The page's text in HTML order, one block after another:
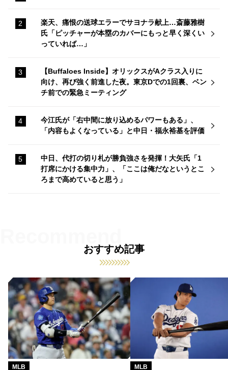
楽天、痛恨の送球エラーでサヨナラ献上…斎藤雅樹
氏「ピッチャーが本塁のカバーにもっと早く深くい
っていれば…」
【Buffaloes Inside】オリックスがAクラス入りに
向け、再び強く前進した夜。東京Dでの1回裏、ベン
チ前での緊急ミーティング
今江氏が「右中間に放り込めるパワーもある」、
「内容もよくなっている」と中日・福永裕基を評価
中日、代打の切り札が勝負強さを発揮！大矢氏「1
打席にかける集中力」、「ここは俺だなというとこ
ろまで高めていると思う」
おすすめ記事
MLB MLB